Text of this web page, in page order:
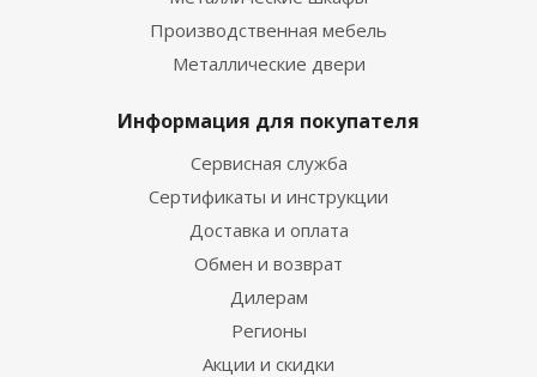
Производственная мебель
Металлические двери
Информация для покупателя
Сервисная служба
Сертификаты и инструкции
Доставка и оплата
Обмен и возврат
Дилерам
Регионы
Акции и скидки